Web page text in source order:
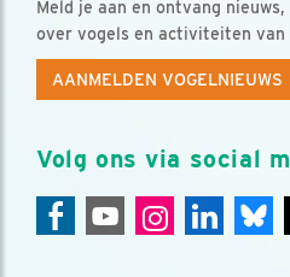
Meld je aan en ontvang
over vogels en activiteiten van
AANMELDEN VOGELNIEUWS
Volg ons via social